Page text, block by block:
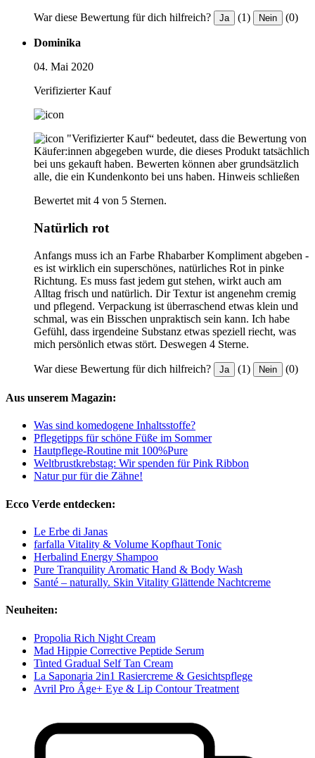
War diese Bewertung für dich hilfreich? Ja (1) Nein (0)
Dominika
04. Mai 2020
Verifizierter Kauf
"Verifizierter Kauf“ bedeutet, dass die Bewertung von
Käufer:innen abgegeben wurde, die dieses Produkt tatsächlich
bei uns gekauft haben. Bewerten können aber grundsätzlich
alle, die ein Kundenkonto bei uns haben. Hinweis schließen
Bewertet mit 4 von 5 Sternen.
Natürlich rot
Anfangs muss ich an Farbe Rhabarber Kompliment abgeben -
es ist wirklich ein superschönes, natürliches Rot in pinke
Richtung. Es muss fast jedem gut stehen, wirkt auch am
Alltag frisch und natürlich. Dir Textur ist angenehm cremig
und pflegend. Verpackung ist überraschend etwas klein und
schmal, was ein Bisschen unpraktisch sein kann. Ich habe
Gefühl, dass irgendeine Substanz etwas speziell riecht, was
mich persönlich etwas stört. Deswegen 4 Sterne.
War diese Bewertung für dich hilfreich? Ja (1) Nein (0)
Aus unserem Magazin:
Was sind komedogene Inhaltsstoffe?
Pflegetipps für schöne Füße im Sommer
Hautpflege-Routine mit 100%Pure
Weltbrustkrebstag: Wir spenden für Pink Ribbon
Natur pur für die Zähne!
Ecco Verde entdecken:
Le Erbe di Janas
farfalla Vitality & Volume Kopfhaut Tonic
Herbalind Energy Shampoo
Pure Tranquility Aromatic Hand & Body Wash
Santé – naturally. Skin Vitality Glättende Nachtcreme
Neuheiten:
Propolia Rich Night Cream
Mad Hippie Corrective Peptide Serum
Tinted Gradual Self Tan Cream
La Saponaria 2in1 Rasiercreme & Gesichtspflege
Avril Pro Âge+ Eye & Lip Contour Treatment